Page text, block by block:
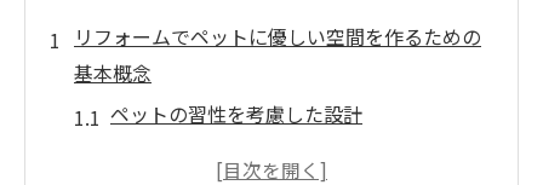
リフォームでペットに優しい空間を作るための
基本概念
ペットの習性を考慮した設計
素材選びのポイント